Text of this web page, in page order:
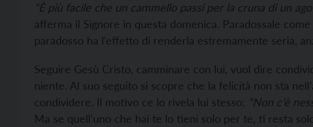
“È più facile che un cammello passi per la cruna di un
afferma il Signore in questa domenica. Paradossale
paradosso ha l’effetto di renderla estremamente seria,
Seguire Gesù Cristo, camminare con lui, vuol dire
niente. Al suo seguito si scopre che la felicità non sta
condividere. Il motivo ce lo rivela lui stesso: “Non c’è
Ma se quell’uno che hai te lo tieni solo per te, ti resta